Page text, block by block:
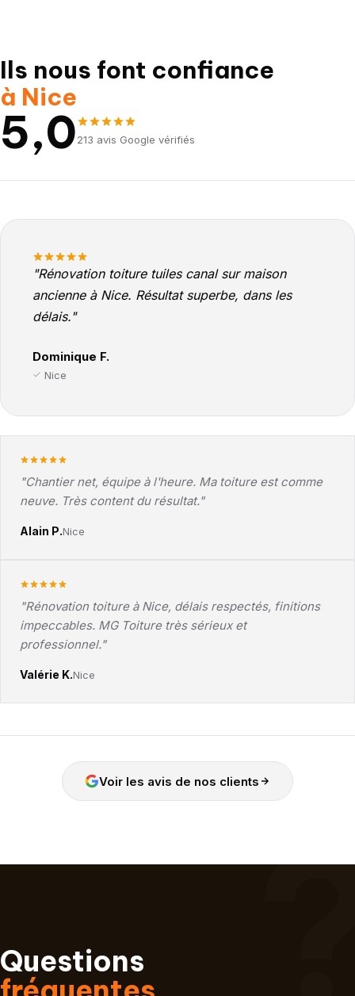
Ils nous font confiance
à Nice
5,0213 avis Google vérifiés
"Rénovation toiture tuiles canal sur maison
ancienne à Nice. Résultat superbe, dans les
délais."
Dominique F.
Nice
"Chantier net, équipe à l'heure. Ma toiture est comme
neuve. Très content du résultat."
Alain P.Nice
"Rénovation toiture à Nice, délais respectés, finitions
impeccables. MG Toiture très sérieux et
professionnel."
Valérie K.Nice
Voir les avis de nos clients
Questions